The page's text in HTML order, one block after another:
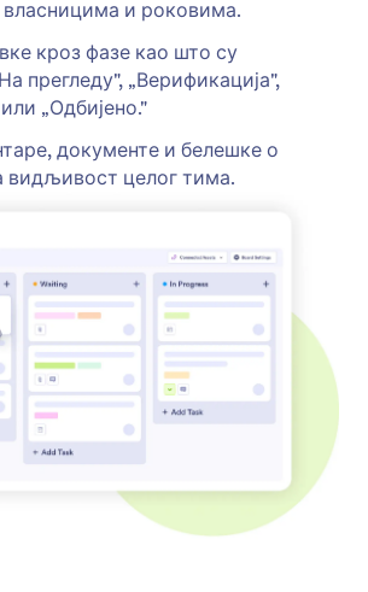
и роковима.
кроз фазе као што су
прегледу", „Верификација",
„Одбијено."
документе и белешке о
видљивост целог тима.